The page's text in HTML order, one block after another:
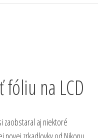
na LCD
zaobstaral aj niektoré